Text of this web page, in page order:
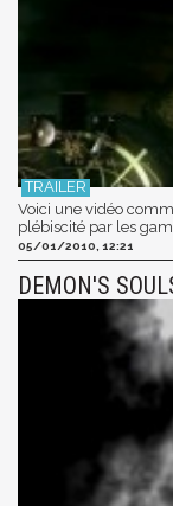
Voici une vidéo
plébiscité par les
05/01/2010, 12:21
DEMON'S